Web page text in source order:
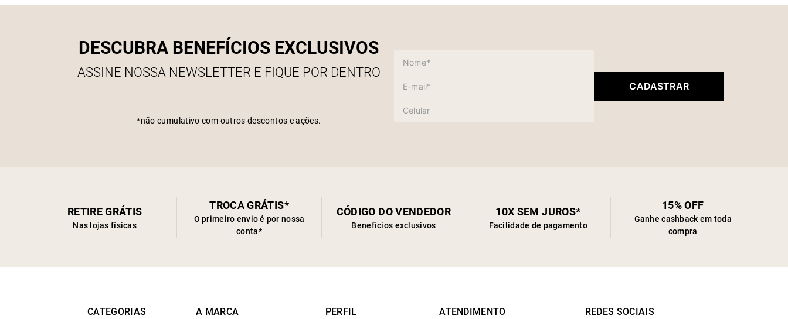
DESCUBRA BENEFÍCIOS EXCLUSIVOS
ASSINE NOSSA NEWSLETTER E FIQUE POR DENTRO
*não cumulativo com outros descontos e ações.
CADASTRAR
RETIRE GRÁTIS
Nas lojas físicas
TROCA GRÁTIS*
O primeiro envio é por nossa
conta*
CÓDIGO DO VENDEDOR
Benefícios exclusivos
10X SEM JUROS*
Facilidade de pagamento
15% OFF
Ganhe cashback em toda
compra
CATEGORIAS A MARCA PERFIL ATENDIMENTO REDES SOCIAIS